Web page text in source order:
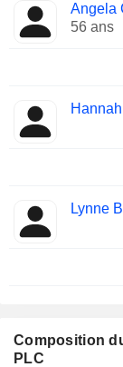
Angela
56 ans
Lynne
Composition
PLC